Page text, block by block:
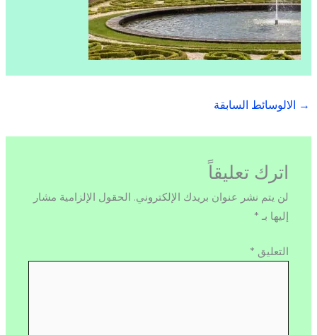
→ الالوسائط السابقة
اترك تعليقاً
لن يتم نشر عنوان بريدك الإلكتروني. الحقول الإلزامية مشار
إليها بـ *
التعليق *